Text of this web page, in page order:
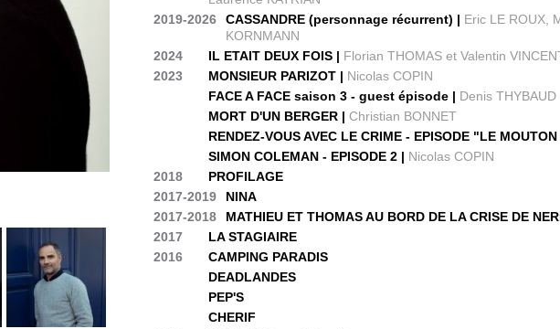
2019-2026
CASSANDRE (personnage récurrent) | Eric LE ROUX,
KORNMANN
2024
IL ETAIT DEUX FOIS | Florian THOMAS et Valentin
2023
MONSIEUR PARIZOT | Nicolas COPIN
FACE A FACE saison 3 - guest épisode | Denis THYBAUD
MORT D'UN BERGER |Christian BONNET
RENDEZ-VOUS AVEC LE CRIME - EPISODE "LE
SIMON COLEMAN - EPISODE 2 | Nicolas COPIN
2018
PROFILAGE
2017-2019
NINA
2017-2018
MATHIEU ET THOMAS AU BORD DE LA CRISE DE
2017
LA STAGIAIRE
2016
CAMPING PARADIS
DEADLANDES
PEP'S
CHERIF